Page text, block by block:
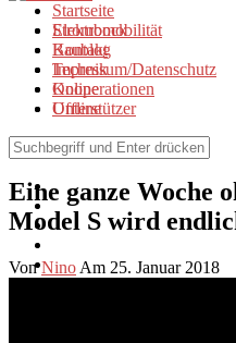
Startseite
Strombock
Kontakt
Impressum/Datenschutz
Kooperationen
Unterstützer
Elektromobilität
Baublog
Technik
Online
Offline
Elektromobilität
Eine ganze Woche
Model S wird
VonNino Am 25. Januar 2018